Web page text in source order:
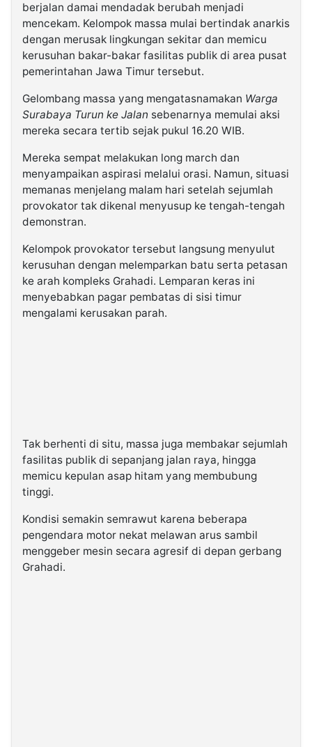
berjalan damai mendadak berubah menjadi
mencekam. Kelompok massa mulai bertindak anarkis
dengan merusak lingkungan sekitar dan memicu
kerusuhan bakar-bakar fasilitas publik di area pusat
pemerintahan Jawa Timur tersebut.
Gelombang massa yang mengatasnamakan Warga
Surabaya Turun ke Jalan sebenarnya memulai aksi
mereka secara tertib sejak pukul 16.20 WIB.
Mereka sempat melakukan long march dan
menyampaikan aspirasi melalui orasi. Namun, situasi
memanas menjelang malam hari setelah sejumlah
provokator tak dikenal menyusup ke tengah-tengah
demonstran.
Kelompok provokator tersebut langsung menyulut
kerusuhan dengan melemparkan batu serta petasan
ke arah kompleks Grahadi. Lemparan keras ini
menyebabkan pagar pembatas di sisi timur
mengalami kerusakan parah.
Tak berhenti di situ, massa juga membakar sejumlah
fasilitas publik di sepanjang jalan raya, hingga
memicu kepulan asap hitam yang membubung
tinggi.
Kondisi semakin semrawut karena beberapa
pengendara motor nekat melawan arus sambil
menggeber mesin secara agresif di depan gerbang
Grahadi.